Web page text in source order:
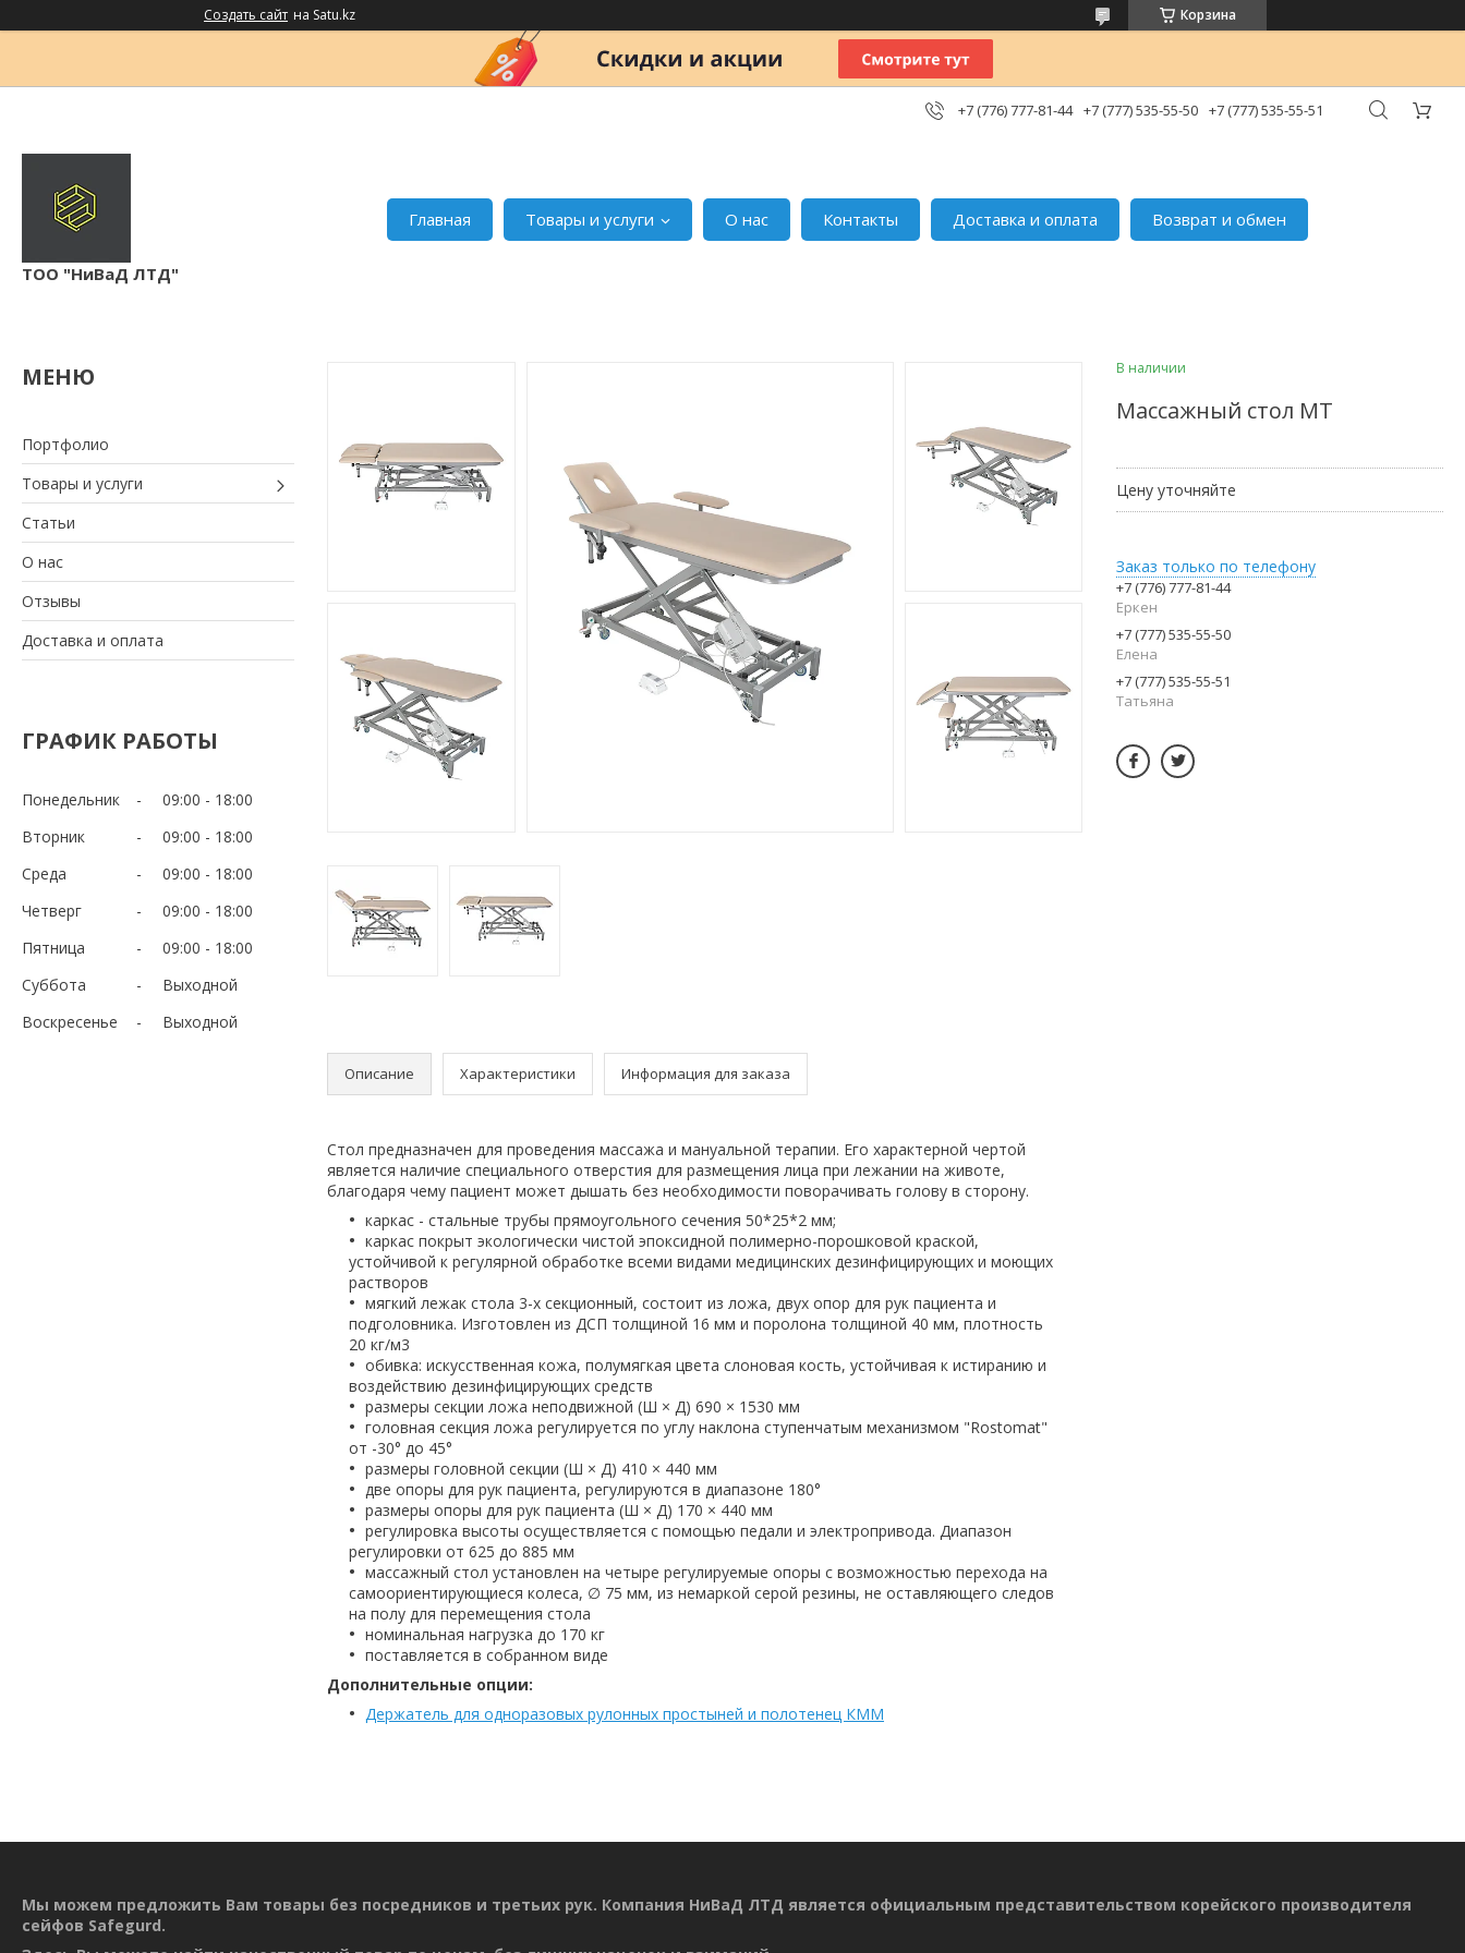
Создать сайт на Satu.kz Корзина
+7 (776) 777-81-44 +7 (777) 535-55-50 +7 (777) 535-55-51
ТОО "НиВаД ЛТД"
Главная Товары и услуги О нас Контакты Доставка и оплата Возврат и обмен
Портфолио
Товары и услуги
Статьи
О нас
Отзывы
Доставка и оплата
ГРАФИК РАБОТЫ
Понедельник 09:00
18:00
Вторник
09:00
18:00
Среда
09:00
18:00
Четверг
09:00
18:00
Пятница
09:00
18:00
Суббота
Выходной
Воскресенье
Выходной
Описание Характеристики Информация для заказа
Стол предназначен для проведения массажа и мануальной терапии. Его характерной чертой
является наличие специального отверстия для размещения лица при лежании на животе,
благодаря чему пациент может дышать без необходимости поворачивать голову в сторону.
каркас - стальные трубы прямоугольного сечения 50*25*2 мм;
каркас покрыт экологически чистой эпоксидной полимерно-порошковой краской,
устойчивой к регулярной обработке всеми видами медицинских дезинфицирующих и моющих
растворов
мягкий лежак стола 3-х секционный, состоит из ложа, двух опор для рук пациента и
подголовника. Изготовлен из ДСП толщиной 16 мм и поролона толщиной 40 мм, плотность
20 кг/м3
обивка: искусственная кожа, полумягкая цвета слоновая кость, устойчивая к истиранию и
воздействию дезинфицирующих средств
размеры секции ложа неподвижной (Ш × Д) 690 × 1530 мм
головная секция ложа регулируется по углу наклона ступенчатым механизмом "Rostomat"
от -30° до 45°
размеры головной секции (Ш × Д) 410 × 440 мм
две опоры для рук пациента, регулируются в диапазоне 180°
размеры опоры для рук пациента (Ш × Д) 170 × 440 мм
регулировка высоты осуществляется с помощью педали и электропривода. Диапазон
регулировки от 625 до 885 мм
массажный стол установлен на четыре регулируемые опоры с возможностью перехода на
самоориентирующиеся колеса, ∅ 75 мм, из немаркой серой резины, не оставляющего следов
на полу для перемещения стола
номинальная нагрузка до 170 кг
поставляется в собранном виде
Дополнительные опции:
Держатель для одноразовых рулонных простыней и полотенец КММ
В наличии
Массажный стол МТ
Цену уточняйте
Заказ только по телефону
+7 (776) 777-81-44
Еркен
+7 (777) 535-55-50
Елена
+7 (777) 535-55-51
Татьяна
Мы можем предложить Вам товары без посредников и третьих рук. Компания НиВаД ЛТД является официальным представительством корейского производителя
сейфов Safegurd.